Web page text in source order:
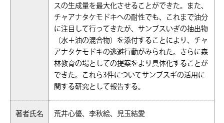
スの生成量を最大化させることができた。また、
チャアナタケモドキへの耐性でも、これまで油分
に注目して行ってきたが、サンブスいぎの抽出物
（水＋油の混合物）を添付することにより、チャ
アナタケモドキの逃避行動がみられた。さらに森
林教育の場としての提案をより具体化することが
できた。これら3件についてサンブスギの活用に
関する研究として報告する。
著者氏名 荒井心優、李秋絵、児玉結愛